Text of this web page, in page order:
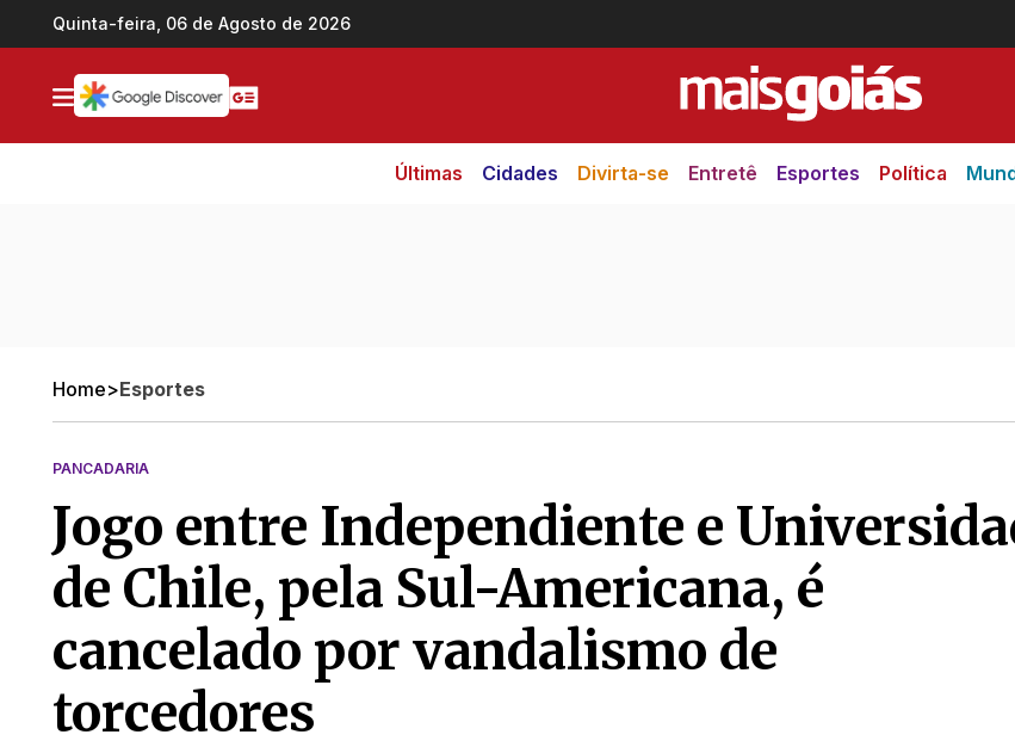
Ir direto pro conteúdo
Quinta-feira, 06 de Agosto de 2026
Últimas Cidades Divirta-se Entretê Esportes Política
Home>Esportes
PANCADARIA
Jogo entre Independiente e
de Chile, pela Sul-Americana, é
cancelado por vandalismo de
torcedores